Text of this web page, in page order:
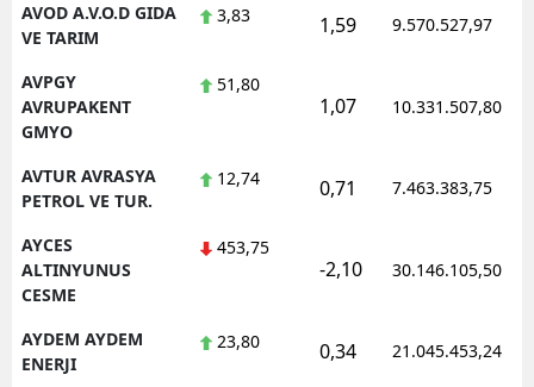
AVOD A.V.O.D GIDA
VE TARIM
3,83 1,59 9.570.527,97
AVPGY
AVRUPAKENT
GMYO
51,80
1,07 10.331.507,80
AVTUR AVRASYA
PETROL VE TUR.
12,74 0,71 7.463.383,75
AYCES
ALTINYUNUS
CESME
453,75
-2,10 30.146.105,50
AYDEM AYDEM
ENERJI
23,80 0,34 21.045.453,24